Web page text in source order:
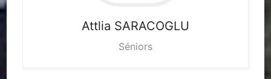
Attlia SARACOGLU
Séniors